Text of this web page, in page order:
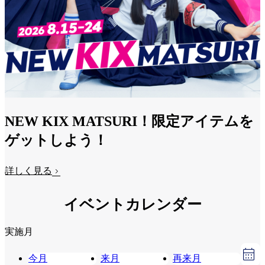
NEW KIX MATSURI！限定アイテムを
ゲットしよう！
詳しく見る
イベントカレンダー
実施月
今月 来月 再来月